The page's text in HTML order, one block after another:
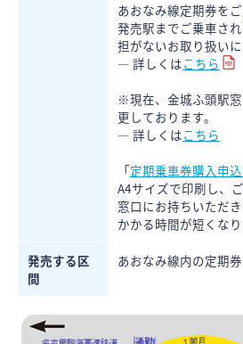
あおなみ線定期券を
発売駅までご乗車さ
担がないお取り扱いに
― 詳しくはこちら
※現在、金城ふ頭駅
更しております。
― 詳しくはこちら
「定期乗車券購入申
A4サイズで印刷し、
窓口にお持ちいただ
かかる時間が短くなり
発売する区
間
あおなみ線内の定期券